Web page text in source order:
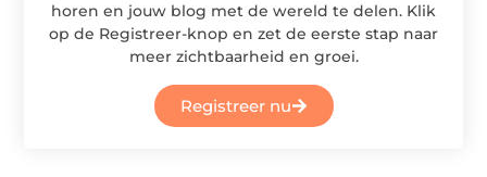
horen en jouw blog met de wereld te delen. Klik
op de Registreer-knop en zet de eerste stap naar
meer zichtbaarheid en groei.
Registreer nu